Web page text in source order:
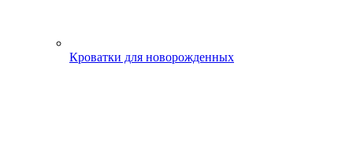
Кроватки для новорожденных